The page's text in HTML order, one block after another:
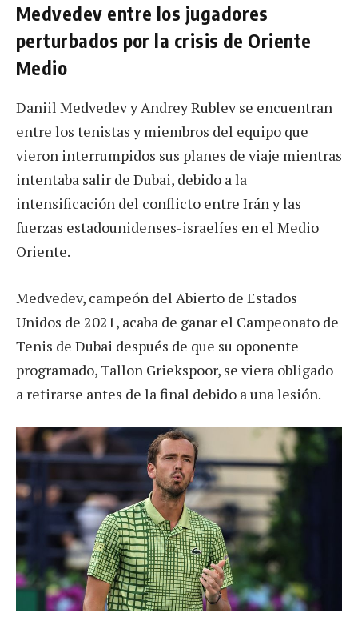
Medvedev entre los jugadores
perturbados por la crisis de Oriente
Medio
Daniil Medvedev y Andrey Rublev se encuentran
entre los tenistas y miembros del equipo que
vieron interrumpidos sus planes de viaje mientras
intentaba salir de Dubai, debido a la
intensificación del conflicto entre Irán y las
fuerzas estadounidenses-israelíes en el Medio
Oriente.
Medvedev, campeón del Abierto de Estados
Unidos de 2021, acaba de ganar el Campeonato de
Tenis de Dubai después de que su oponente
programado, Tallon Griekspoor, se viera obligado
a retirarse antes de la final debido a una lesión.